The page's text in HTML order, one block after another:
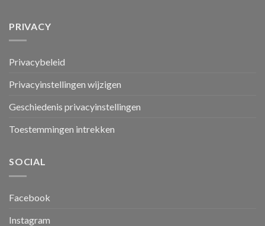
PRIVACY
Privacybeleid
Privacyinstellingen wijzigen
Geschiedenis privacyinstellingen
Toestemmingen intrekken
SOCIAL
Facebook
Instagram